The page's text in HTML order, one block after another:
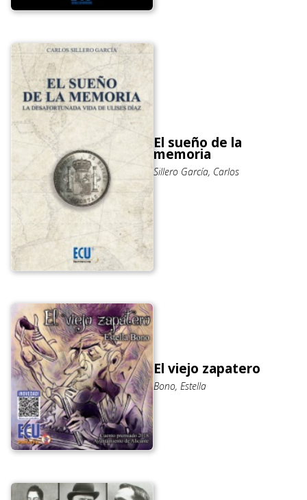
El sueño de la
memoria
Sillero García, Carlos
El viejo zapatero
Bono, Estella